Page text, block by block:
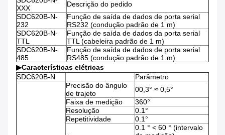
XXX
Descrição do pedido
SDC620B-N-
232
Função de saída de dados de porta serial
RS232 (condução padrão de 1 m)
SDC620B-N-
TTL
Função de saída de dados da porta serial
TTL (cabeleira padrão de 1 m)
SDC620B-N-
485
Função de saída de dados de porta serial
RS485 (condução padrão de 1 m)
▶Características elétricas
SDC620B-N
Parâmetro
Precisão do ângulo
de trajeto
00,3° ≈ 0,5°
Faixa de medição
360°
Resolução
0.1°
Repetitividade
0.1°
0.1 ° < 60 ° (intervalo